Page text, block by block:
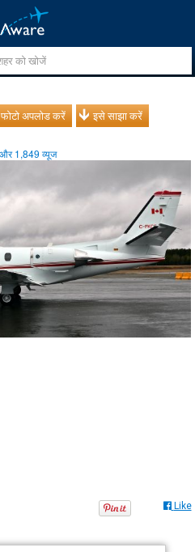
अपलोड करें इसे साझा करें
1,849 व्यूज
Like